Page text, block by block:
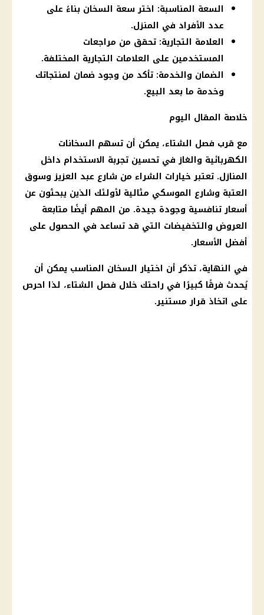
السعة المناسبة: اختر سعة السخان بناءً على
عدد الأفراد في المنزل.
العلامة التجارية: تحقق من مراجعات
المستخدمين على العلامات التجارية المختلفة.
الضمان والخدمة: تأكد من وجود ضمان لمنتجاتك
وخدمة ما بعد البيع.
خلاصة المقال اليوم
مع قرب فصل الشتاء، يمكن أن تسهم السخانات
الكهربائية والغاز في تحسين تجربة الاستخدام داخل
المنازل. تعتبر خيارات الشراء من شارع عبد العزيز وسوق
العتبة وشارع الموسكي مثالية لأولئك الذين يبحثون عن
أسعارتنافسية وجودة جيدة. من المهم أيضًا متابعة
العروض والتخفيضات التي قد تساعد في الحصول على
أفضل الأسعار.
في النهاية، تذكر أن اختيارالسخان المناسب يمكن أن
يُحدث فرقًا كبيرًا في راحتك خلال فصل الشتاء، لذا احرص
على اتخاذ قرارمستنير.